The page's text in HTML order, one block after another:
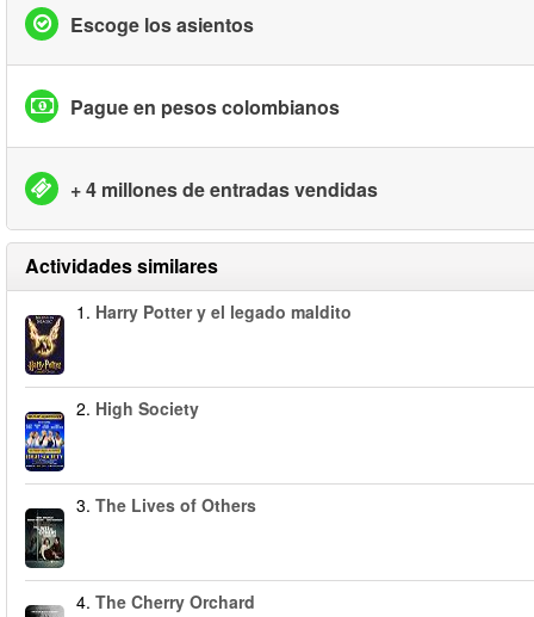
Escoge los asientos
Pague en pesos colombianos
+ 4 millones de entradas vendidas
Actividades similares
1. Harry Potter y el legado maldito
2. High Society
3. The Lives of Others
4. The Cherry Orchard